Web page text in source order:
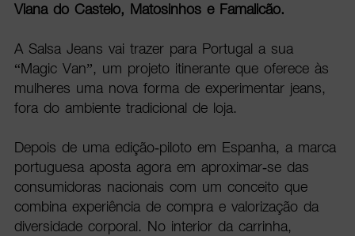
Viana do Castelo, Matosinhos e Famalicão.
A Salsa Jeans vai trazer para Portugal a sua
“Magic Van”, um projeto itinerante que oferece às
mulheres uma nova forma de experimentar jeans,
fora do ambiente tradicional de loja.
Depois de uma edição-piloto em Espanha, a marca
portuguesa aposta agora em aproximar-se das
consumidoras nacionais com um conceito que
combina experiência de compra e valorização da
diversidade corporal. No interior da carrinha,